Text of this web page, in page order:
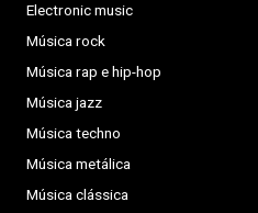
Electronic music
Música rock
Música rap e hip-hop
Música jazz
Música techno
Música metálica
Música clássica